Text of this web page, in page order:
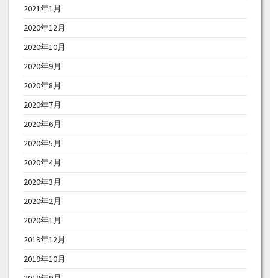
2021年1月
2020年12月
2020年10月
2020年9月
2020年8月
2020年7月
2020年6月
2020年5月
2020年4月
2020年3月
2020年2月
2020年1月
2019年12月
2019年10月